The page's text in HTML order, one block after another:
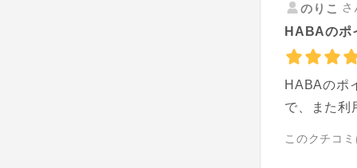
のりこ
HABAのポ
HABAのポ
で、また利
このクチコ